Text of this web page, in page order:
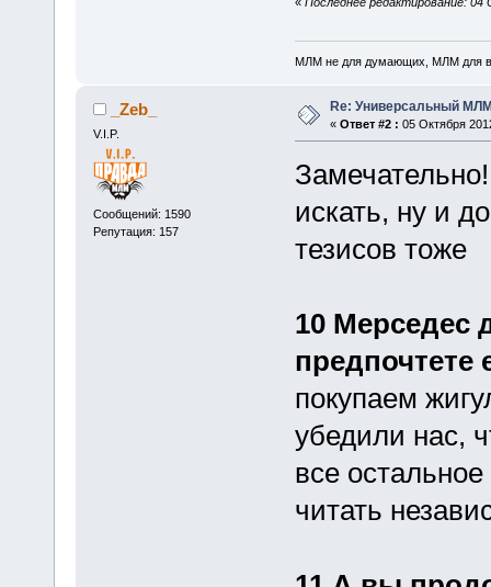
МЛМ не для думающих, МЛМ для
_Zeb_
V.I.P.
Сообщений: 1590
Репутация: 157
Re: Универсальный
« Ответ #2 : 05 Октября
искать, ну и
тезисов тоже
10 Мерседес
предпочтете
покупаем
убедили нас,
все
читать